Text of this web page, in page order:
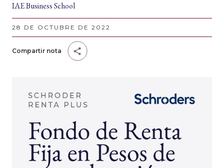
IAE Business School
28 DE OCTUBRE DE 2022
Compartir nota